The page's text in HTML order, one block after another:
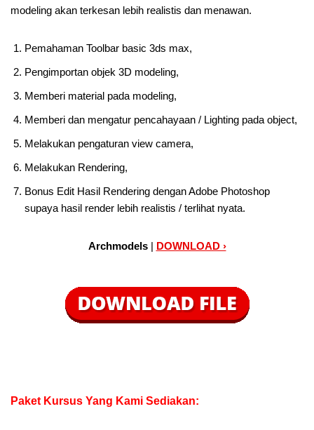
modeling akan terkesan lebih realistis dan menawan.
Pemahaman Toolbar basic 3ds max,
Pengimportan objek 3D modeling,
Memberi material pada modeling,
Memberi dan mengatur pencahayaan / Lighting pada object,
Melakukan pengaturan view camera,
Melakukan Rendering,
Bonus Edit Hasil Rendering dengan Adobe Photoshop
supaya hasil render lebih realistis / terlihat nyata.
Archmodels | DOWNLOAD ›
Paket Kursus Yang Kami Sediakan: